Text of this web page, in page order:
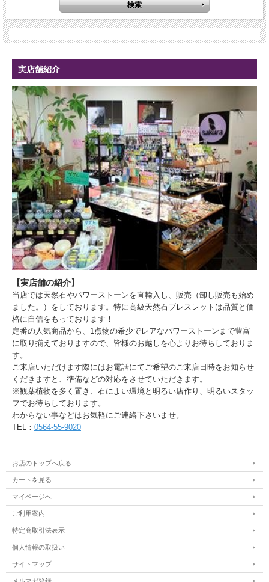
実店舗紹介
【実店舗の紹介】
当店では天然石やパワーストーンを直輸入し、販売（卸し販売も始め
ました。）をしております。特に高級天然石ブレスレットは品質と価
格に自信をもっております！
定番の人気商品から、1点物の希少でレアなパワーストーンまで豊富
に取り揃えておりますので、皆様のお越しを心よりお待ちしておりま
す。
ご来店いただけます際にはお電話にてご希望のご来店日時をお知らせ
くだきますと、準備などの対応をさせていただきます。
※観葉植物を多く置き、石によい環境と明るい店作り、明るいスタッ
フでお待ちしております。
わからない事などはお気軽にご連絡下さいませ。
TEL： 0564-55-9020
お店のトップへ戻る
カートを見る
マイページへ
ご利用案内
特定商取引法表示
個人情報の取扱い
サイトマップ